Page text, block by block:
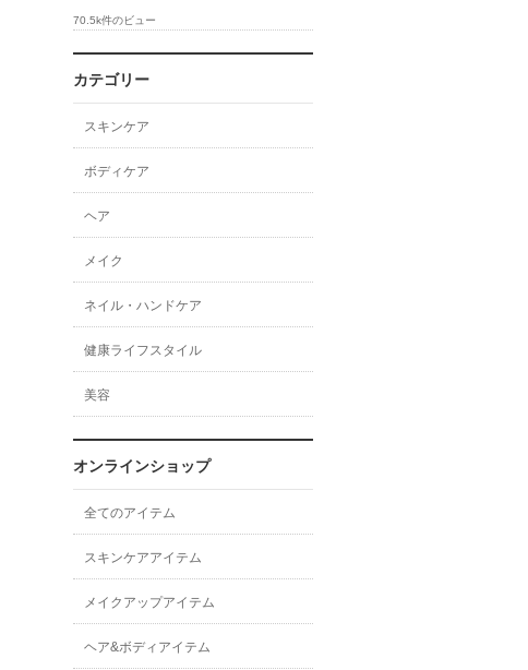
70.5k件のビュー
カテゴリー
スキンケア
ボディケア
ヘア
メイク
ネイル・ハンドケア
健康ライフスタイル
美容
オンラインショップ
全てのアイテム
スキンケアアイテム
メイクアップアイテム
ヘア&ボディアイテム